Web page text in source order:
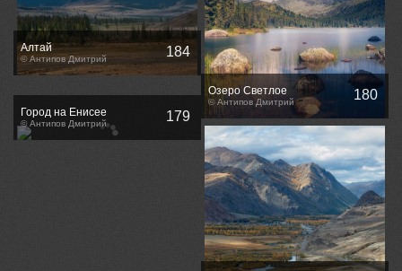
Алтай
© Антипов Дмитрий 184
Озеро Светлое
© Антипов Дмитрий 180
Город на Енисее
© Антипов Дмитрий 179